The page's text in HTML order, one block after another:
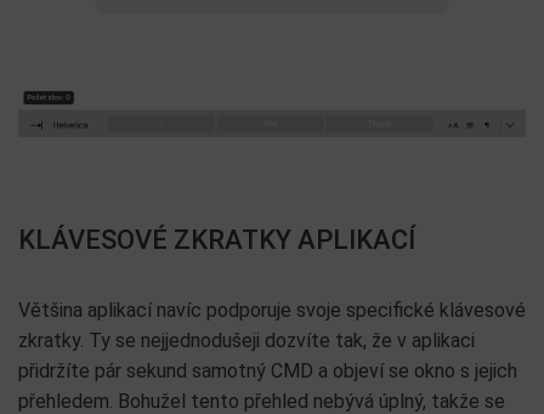
KLÁVESOVÉ ZKRATKY APLIKACÍ
Většina aplikací navíc podporuje svoje specifické klávesové
zkratky. Ty se nejjednodušeji dozvíte tak, že v aplikaci
přidržíte pár sekund samotný CMD a objeví se okno s jejich
přehledem. Bohužel tento přehled nebývá úplný, takže se